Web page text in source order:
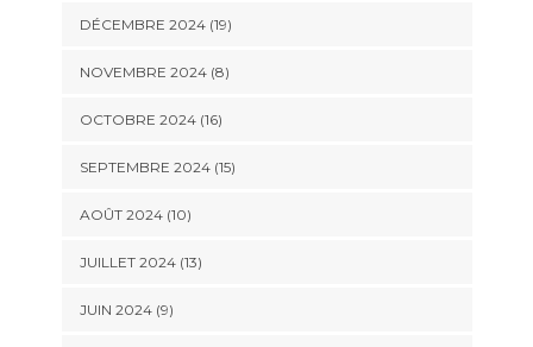
DÉCEMBRE 2024 (19)
NOVEMBRE 2024 (8)
OCTOBRE 2024 (16)
SEPTEMBRE 2024 (15)
AOÛT 2024 (10)
JUILLET 2024 (13)
JUIN 2024 (9)